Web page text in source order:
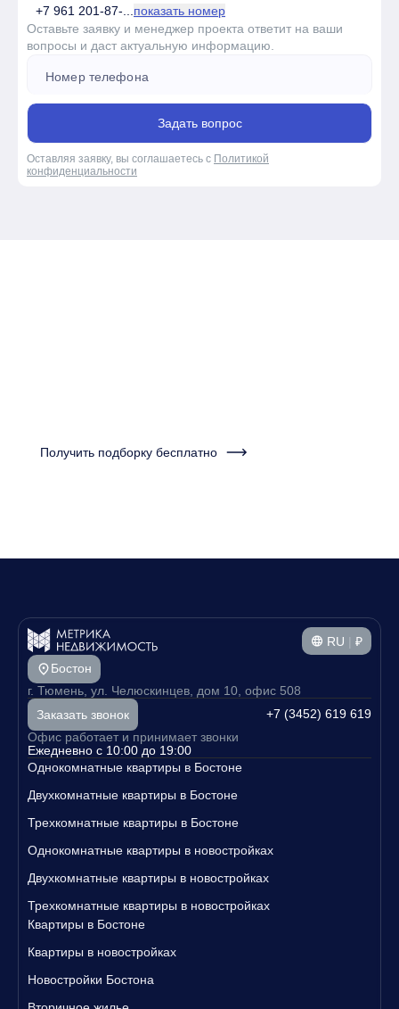
+7 961 201-87-... показать номер
Оставьте заявку и менеджер проекта ответит на ваши
вопросы и даст актуальную информацию.
Задать вопрос
Оставляя заявку, вы соглашаетесь с Политикой
конфиденциальности
Получить подборку бесплатно
RU | ₽
Бостон
г. Тюмень, ул. Челюскинцев, дом 10, офис 508
Заказать звонок
+7 (3452) 619 619
Офис работает и принимает звонки
Ежедневно с 10:00 до 19:00
Однокомнатные квартиры в Бостоне
Двухкомнатные квартиры в Бостоне
Трехкомнатные квартиры в Бостоне
Однокомнатные квартиры в новостройках
Двухкомнатные квартиры в новостройках
Трехкомнатные квартиры в новостройках
Квартиры в Бостоне
Квартиры в новостройках
Новостройки Бостона